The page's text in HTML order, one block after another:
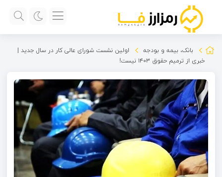
بانک، بیمه و بودجه
اولین نشست شورای عالی کار در سال جدید |
خبری از ترمیم حقوق ۱۴۰۳ نیست!